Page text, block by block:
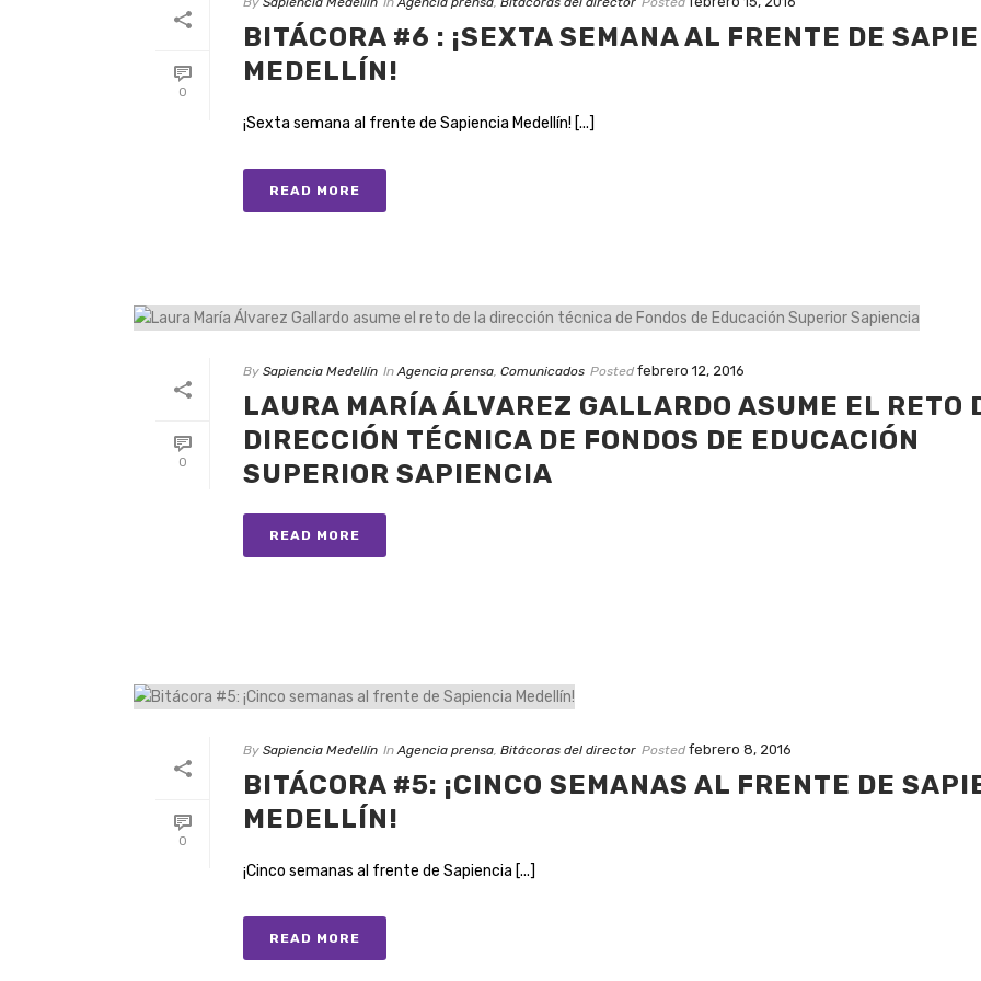
0
BITÁCORA #6 : ¡SEXTA SEMANA AL FRENTE DE
MEDELLÍN!
¡Sexta semana al frente de Sapiencia Medellín! [...]
READ MORE
0
By Sapiencia Medellín In Agencia prensa, Comunicados Posted febrero 12, 2016
LAURA MARÍA ÁLVAREZ GALLARDO ASUME EL RETO
DIRECCIÓN TÉCNICA DE FONDOS DE EDUCACIÓN
SUPERIOR SAPIENCIA
READ MORE
0
By Sapiencia Medellín In Agencia prensa, Bitácoras del director Posted febrero 8, 2016
BITÁCORA #5: ¡CINCO SEMANAS AL FRENTE DE
MEDELLÍN!
¡Cinco semanas al frente de Sapiencia [...]
READ MORE